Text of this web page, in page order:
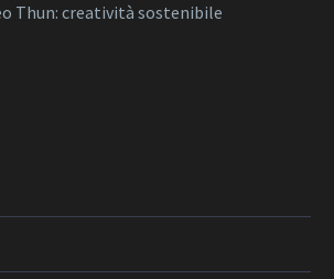
Thun: creatività sostenibile